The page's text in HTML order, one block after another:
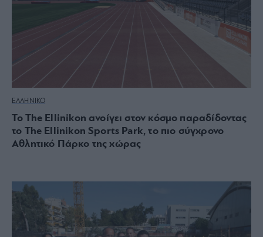
ΕΛΛΗΝΙΚΟ
To The Ellinikon ανοίγει στον κόσμο παραδίδοντας
το The Ellinikon Sports Park, το πιο σύγχρονο
Αθλητικό Πάρκο της χώρας